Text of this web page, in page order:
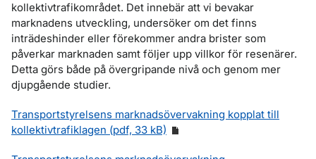
kollektivtrafikområdet. Det innebär att vi bevakar
marknadens utveckling, undersöker om det finns
inträdeshinder eller förekommer andra brister som
påverkar marknaden samt följer upp villkor för resenärer.
Detta görs både på övergripande nivå och genom mer
djupgående studier.
Transportstyrelsens marknadsövervakning kopplat till
kollektivtrafiklagen (pdf, 33 kB)